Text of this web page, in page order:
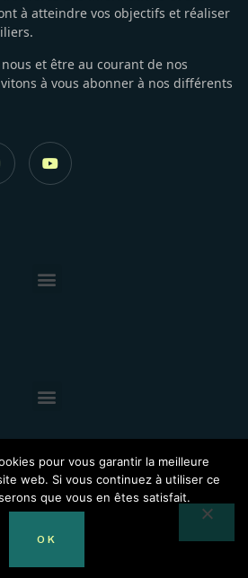
à atteindre vos objectifs et réaliser
et être au courant de nos
à vous abonner à nos différents
Project@2024. Tous Droits Réservés.
pour vous garantir la meilleure
web. Si vous continuez à utiliser ce
que vous en êtes satisfait.
OK